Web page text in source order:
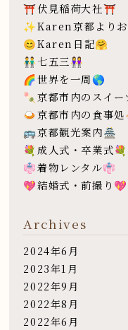
⛩伏見稲荷大社⛩
✨Karen京都より
😊Karen日記🤗
👬七五三👭
🌈世界を一周🌎
🍡京都市内のスイー
🍛京都市内の食事
🚌京都観光案内🏯
💐成人式・卒業式💐
👘着物レンタル👘
💖結婚式・前撮り💖
Archives
2024年6月
2023年1月
2022年9月
2022年8月
2022年6月